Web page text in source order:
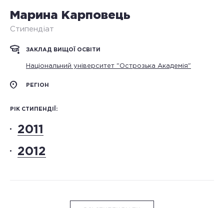
Марина Карповець
Стипендіат
ЗАКЛАД ВИЩОЇ ОСВІТИ
Національний університет "Острозька Академія"
РЕГІОН
РІК СТИПЕНДІЇ:
2011
2012